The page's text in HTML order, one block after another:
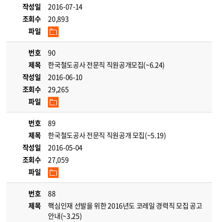
작성일
2016-07-14
조회수
20,893
파일
번호
90
제목
한국철도공사 전문직 직원공개모집(~6.24)
작성일
2016-06-10
조회수
29,265
파일
번호
89
제목
한국철도공사 전문직 직원공개 모집(~5.19)
작성일
2016-05-04
조회수
27,059
파일
번호
88
제목
핵심인재 선발을 위한 2016년도 코레일 경력직 모집 공고
안내(~3.25)